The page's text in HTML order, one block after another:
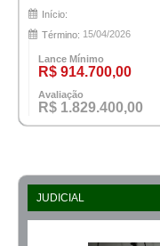
Início:
Término: 15/04/2026
Lance Mínimo
R$ 914.700,00
Avaliação
R$ 1.829.400,00
JUDICIAL